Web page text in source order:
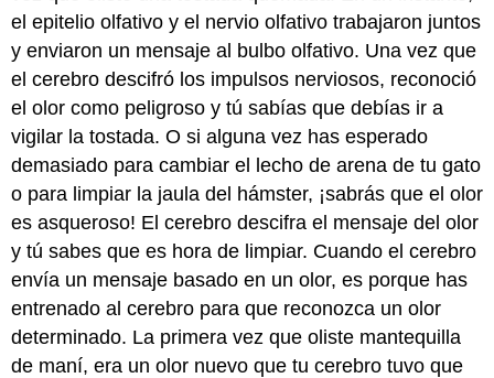
el epitelio olfativo y el nervio olfativo trabajaron juntos
y enviaron un mensaje al bulbo olfativo. Una vez que
el cerebro descifró los impulsos nerviosos, reconoció
el olor como peligroso y tú sabías que debías ir a
vigilar la tostada. O si alguna vez has esperado
demasiado para cambiar el lecho de arena de tu gato
o para limpiar la jaula del hámster, ¡sabrás que el olor
es asqueroso! El cerebro descifra el mensaje del olor
y tú sabes que es hora de limpiar. Cuando el cerebro
envía un mensaje basado en un olor, es porque has
entrenado al cerebro para que reconozca un olor
determinado. La primera vez que oliste mantequilla
de maní, era un olor nuevo que tu cerebro tuvo que